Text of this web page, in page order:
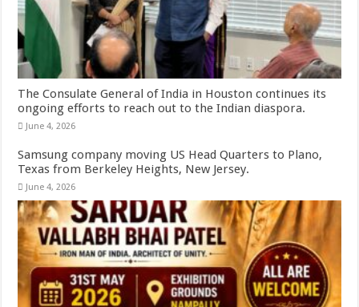
The Consulate General of India in Houston continues its
ongoing efforts to reach out to the Indian diaspora.
June 4, 2026
Samsung company moving US Head Quarters to Plano,
Texas from Berkeley Heights, New Jersey.
June 4, 2026